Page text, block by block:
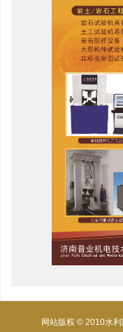
网站版权 © 2010水